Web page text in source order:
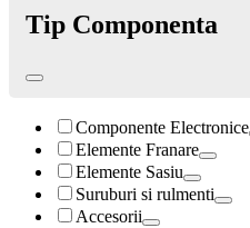
Tip Componenta
Componente Electronice
Elemente Franare
Elemente Sasiu
Suruburi si rulmenti
Accesorii